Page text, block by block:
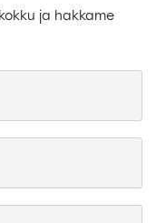
ja hakkame